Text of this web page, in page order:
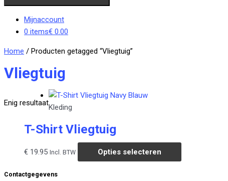
Mijnaccount
0 items€ 0.00
Home / Producten getagged “Vliegtuig”
Vliegtuig
Enig resultaatKleding
T-Shirt Vliegtuig
€ 19.95 Incl. BTW Opties selecteren
product
Contactgegevens